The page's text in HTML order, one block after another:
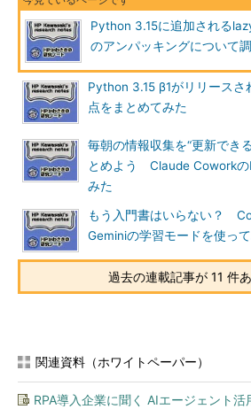
Python 3.15に追加される
のアンパッキングについて
Python 3.15 β1がリリースさ
点をまとめてみた
毎朝の情報収集を“更新でき
とめよう Claude Cowork
みた
もう入門書はいらない？
Geminiの学習モードを使っ
過去の連載記事が 11 件
関連資料（ホワイトペーパー）
RPA導入企業に聞く AIエージェント